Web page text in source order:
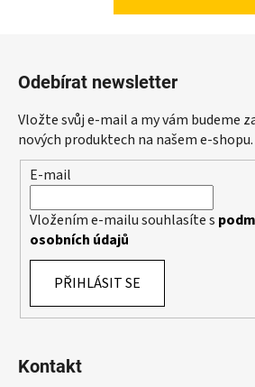
Odebírat newsletter
Vložte svůj e-mail a my vám budeme
nových produktech na našem e-shopu.
E-mail
Vložením e-mailu souhlasíte s
osobních údajů
PŘIHLÁSIT SE
Kontakt